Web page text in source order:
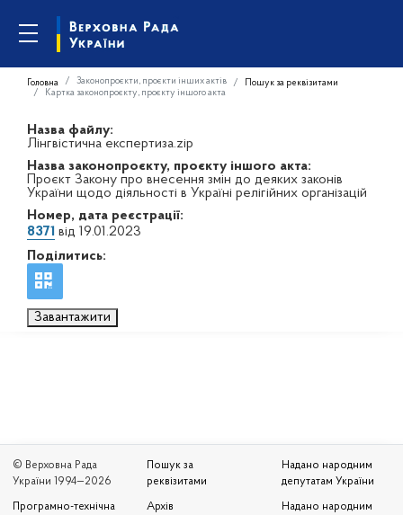
Головна Законопроєкти, проєкти інших актів
Пошук за реквізитами
Картка законопроєкту, проєкту іншого акта
Назва файлу:
Лінгвістична експертиза.zip
Назва законопроєкту, проєкту іншого акта:
Проєкт Закону про внесення змін до деяких законів
України щодо діяльності в Україні релігійних організацій
Номер, дата реєстрації:
8371 від 19.01.2023
Поділитись:
Завантажити
© Верховна Рада
України 1994—2026
Програмно-технічна
Пошук за
реквізитами
Архів
Надано народним
депутатам України
Надано народним